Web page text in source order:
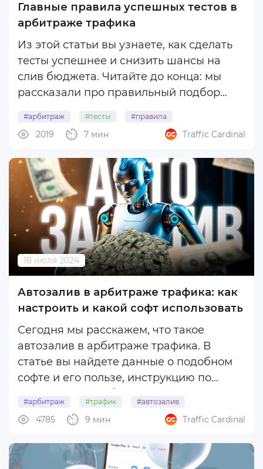
Главные правила успешных тестов в
арбитраже трафика
Из этой статьи вы узнаете, как сделать
тесты успешнее и снизить шансы на
слив бюджета. Читайте до конца: мы
рассказали про правильный подбор
анонимности, оценку креативов и
эффективности связки в целом.
От оффера во многом зависят шансы на
успех ...
#арбитраж #тесты #правила
7 мин
2019 Traffic Cardinal
18 июля 2024
Автозалив в арбитраже трафика: как
настроить и какой софт использовать
Сегодня мы расскажем, что такое
автозалив в арбитраже трафика. В
статье вы найдете данные о подобном
софте и его пользе, инструкцию по
сервисов для автоматизации залива!
Автозалив — это софт для массовой
настройки, запуска и управления
#арбитраж #трафик #автозалив
9 мин
4785 Traffic Cardinal